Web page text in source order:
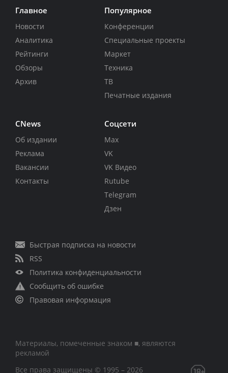
Главное
Новости
Аналитика
Рейтинги
Обзоры
Архив
Популярное
Конференции
Специальные проекты
Маркет
Техника
ТВ
Печатные издания
CNews
Об издании
Реклама
Вакансии
Контакты
Соцсети
Max
VK
VK Видео
Rutube
Telegram
Дзен
Быстрая подписка на новости
RSS
Политика конфиденциальности
Сообщить об ошибке
Правовая информация
Материалы, помеченные знаком ■, являются
рекламой
Все права защищены © 1995 – 2026